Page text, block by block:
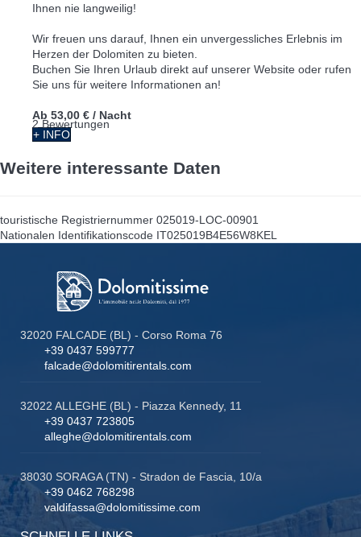
Ihnen nie langweilig!
Wir freuen uns darauf, Ihnen ein unvergessliches Erlebnis im
Herzen der Dolomiten zu bieten.
Buchen Sie Ihren Urlaub direkt auf unserer Website oder rufen
Sie uns für weitere Informationen an!
2 Bewertungen
Ab 53,00 € / Nacht
+ INFO
Weitere interessante Daten
touristische Registriernummer 025019-LOC-00901
Nationalen Identifikationscode IT025019B4E56W8KEL
32020 FALCADE (BL) - Corso Roma 76
+39 0437 599777
falcade@dolomitirentals.com
32022 ALLEGHE (BL) - Piazza Kennedy, 11
+39 0437 723805
alleghe@dolomitirentals.com
38030 SORAGA (TN) - Stradon de Fascia, 10/a
+39 0462 768298
valdifassa@dolomitissime.com